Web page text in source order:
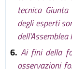
tecnica
degli esperti
dell'Assemblea
6. Ai fini della
osservazioni